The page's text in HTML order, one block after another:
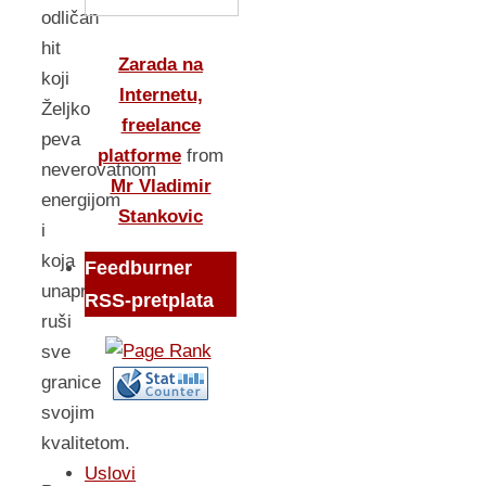
odličan
hit
koji
Željko
peva
neverovatnom
energijom
i
koja
unapred
ruši
sve
granice
svojim
kvalitetom.
Zarada na
Internetu,
freelance
platforme from
Mr Vladimir
Stankovic
Feedburner
RSS-pretplata
Uslovi